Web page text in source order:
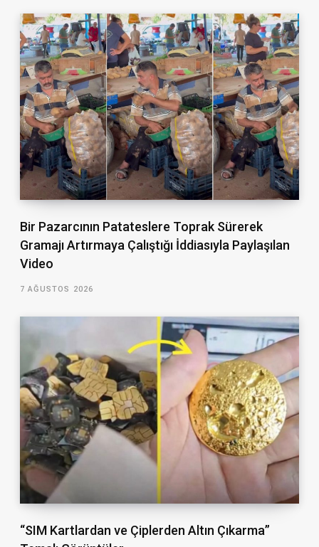
Bir Pazarcının Patateslere Toprak Sürerek
Gramajı Artırmaya Çalıştığı İddiasıyla Paylaşılan
Video
7 AĞUSTOS 2026
“SIM Kartlardan ve Çiplerden Altın Çıkarma”